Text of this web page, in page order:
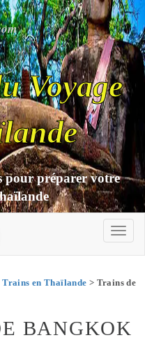
Voyage
pour préparer votre
Trains en Thaïlande > Trains de
BANGKOK